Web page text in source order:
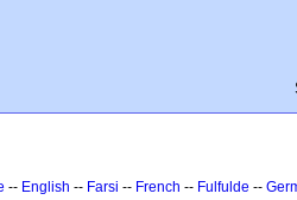
-- English -- Farsi -- French -- Fulfulde --